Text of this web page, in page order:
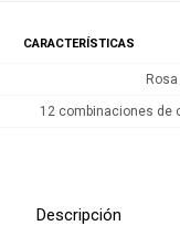
CARACTERÍSTICAS
Rosa
12 combinaciones de
Descripción